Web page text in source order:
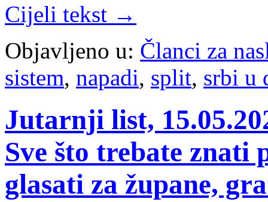
Cijeli tekst →
Objavljeno u: Članci za
sistem, napadi, split, srbi u
Jutarnji list,
Sve što trebate znati
glasati za župane,